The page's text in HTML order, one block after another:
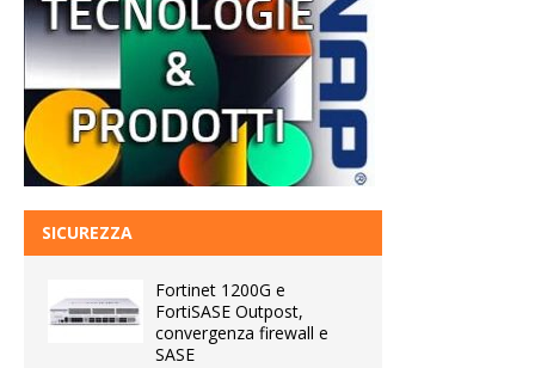
SICUREZZA
Fortinet 1200G e
FortiSASE Outpost,
convergenza firewall e
SASE